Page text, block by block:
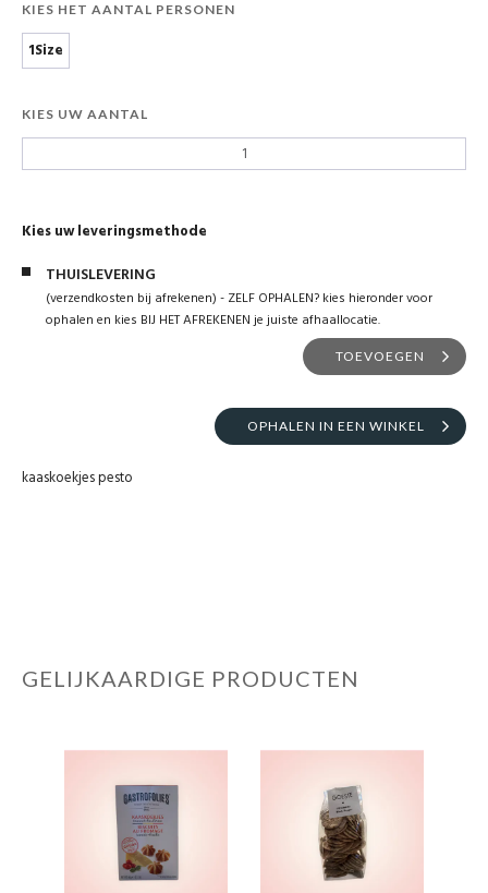
KIES HET AANTAL PERSONEN
1Size
KIES UW AANTAL
Kies uw leveringsmethode
THUISLEVERING
(verzendkosten bij afrekenen) - ZELF OPHALEN? kies hieronder voor
ophalen en kies BIJ HET AFREKENEN je juiste afhaallocatie.
TOEVOEGEN
OPHALEN IN EEN WINKEL
kaaskoekjes pesto
GELIJKAARDIGE PRODUCTEN